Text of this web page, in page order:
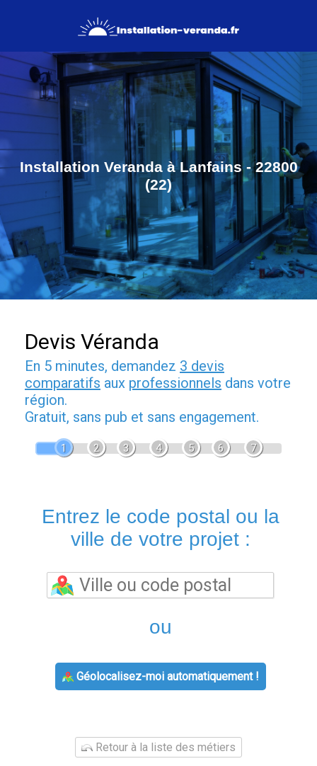
Installation Veranda à Lanfains - 22800
(22)
Devis Véranda
En 5 minutes, demandez 3 devis
comparatifs aux professionnels dans votre
région.
Gratuit, sans pub et sans engagement.
1 2 3 4 5 6 7
Entrez le code postal ou la
ville de votre projet :
ou
Géolocalisez-moi automatiquement !
Retour à la liste des métiers